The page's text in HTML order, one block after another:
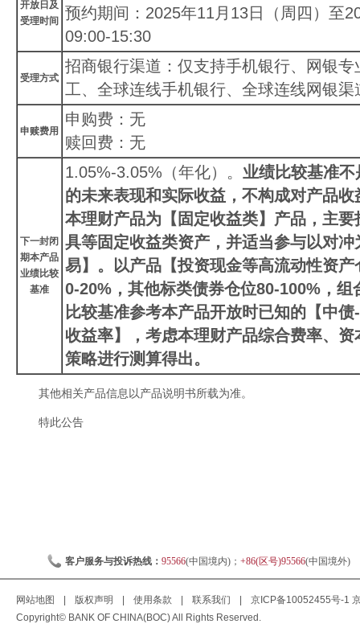
开放日及
受理时间
预约期间：2025年11月13日（周四）至
09:00-15:30
受理方式
招商银行渠道：仅支持手机银行、网银
工、全球连线手机银行、全球连线网银
申赎费用
申购费：无
赎回费：无
下一封闭
期本产品
业绩比较
基准
1.05%-3.05%（年化）。 业绩比较基准
的未来表现和实际收益，不构成对产品收
本理财产品为【固定收益类】产品，主
具等固定收益类资产，并适当参与以对
易】。以产品【投资现金等高流动性资
0-20%，其他标类债券仓位80-100%，
比较基准参考本产品开放时已知的【中
收益率】，考虑本理财产品综合费率、
策略进行测算得出。
其他相关产品信息以产品说明书所载为准。
特此公告
客户服务与投诉热线： 95566(中国境内)； +86(区号)95566(中国境外)
网站地图 版权声明 使用条款 联系我们 京ICP备10052455号-1
Copyright© BANK OF CHINA(BOC) All Rights Reserved.